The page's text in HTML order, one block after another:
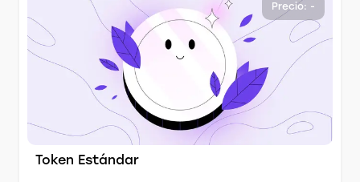
Precio: -
Token Estándar